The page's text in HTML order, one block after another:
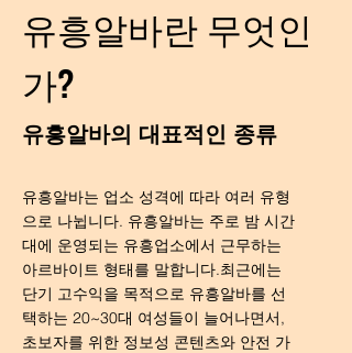
유흥알바란 무엇인
가?
유흥알바의 대표적인 종류
유흥알바는 업소 성격에 따라 여러 유형
으로 나뉩니다. 유흥알바는 주로 밤 시간
대에 운영되는 유흥업소에서 근무하는
아르바이트 형태를 말합니다.최근에는
단기 고수익을 목적으로 유흥알바를 선
택하는 20~30대 여성들이 늘어나면서,
초보자를 위한 정보성 콘텐츠와 안전 가